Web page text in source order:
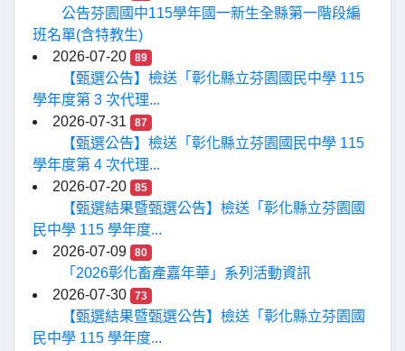
公告芬園國中115學年國一新生全縣第一階段編
班名單(含特教生)
2026-07-20
89
【甄選公告】檢送「彰化縣立芬園國民中學 115
學年度第 3 次代理...
2026-07-31
87
【甄選公告】檢送「彰化縣立芬園國民中學 115
學年度第 4 次代理...
2026-07-20
85
【甄選結果暨甄選公告】檢送「彰化縣立芬園國
民中學 115 學年度...
2026-07-09
80
「2026彰化畜產嘉年華」系列活動資訊
2026-07-30
73
【甄選結果暨甄選公告】檢送「彰化縣立芬園國
民中學 115 學年度...